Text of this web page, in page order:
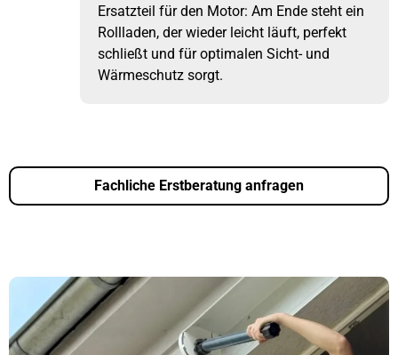
Ersatzteil für den Motor: Am Ende steht ein
Rollladen, der wieder leicht läuft, perfekt
schließt und für optimalen Sicht- und
Wärmeschutz sorgt.
Fachliche Erstberatung anfragen